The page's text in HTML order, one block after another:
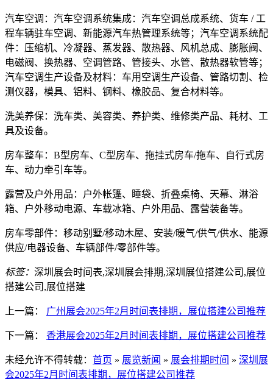
汽车空调：汽车空调系统集成：汽车空调总成系统、货车 / 工
程车辆驻车空调、新能源汽车热管理系统等；汽车空调系统配
件：压缩机、冷凝器、蒸发器、散热器、风机总成、膨胀阀、
电磁阀、换热器、空调管路、管接头、水管、散热器软管等；
汽车空调生产设备及材料：车用空调生产设备、管路切割、检
测仪器，模具、铝料、钢料、橡胶品、复合材料等。
洗美养保：洗车类、美容类、养护类、维修类产品、耗材、工
具及设备。
房车整车：B型房车、C型房车、拖挂式房车/拖车、自行式房
车、动力牵引车等。
露营及户外用品：户外帐篷、睡袋、折叠桌椅、天幕、淋浴
箱、户外移动电源、车载冰箱、户外用品、露营装备等。
房车零部件：移动别墅/移动木屋、安装/暖气/供气/供水、能源
供应/电器设备、车辆部件/零部件等。
标签： 深圳展会时间表,深圳展会排期,深圳展位搭建公司,展位
搭建公司,展位搭建
上一篇： 广州展会2025年2月时间表排期，展位搭建公司推荐
下一篇： 香港展会2025年2月时间表排期，展位搭建公司推荐
未经允许不得转载： 首页 » 展览新闻 » 展会排期时间 » 深圳展
会2025年2月时间表排期，展位搭建公司推荐